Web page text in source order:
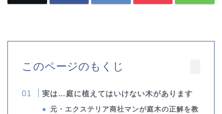
このページのもくじ
実は…庭に植えてはいけない木があります
元・エクステリア商社マンが庭木の正解を教